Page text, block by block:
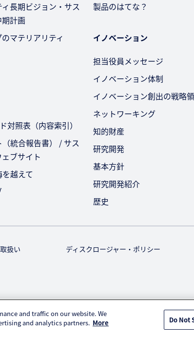
長期ビジョン・サス
計画
マテリアリティ
対照表（内容索引）
統合報告書） / サス
ブサイト
越えて
製品のはてな？
イノベーション
担当役員メッセージ
イノベーション体制
イノベーション創出の戦略
ネットワーキング
知的財産
研究開発
基本方針
研究開発紹介
歴史
扱い ディスクロージャー・ポリシー
and traffic on our website. We
and analytics partners. More
Do Not